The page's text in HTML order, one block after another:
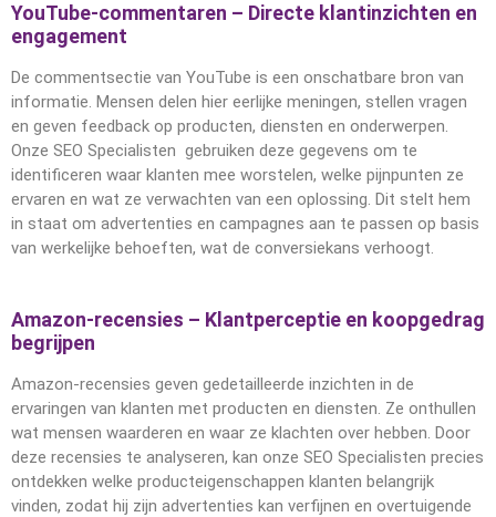
YouTube-commentaren – Directe klantinzichten en
engagement
De commentsectie van YouTube is een onschatbare bron van
informatie. Mensen delen hier eerlijke meningen, stellen vragen
en geven feedback op producten, diensten en onderwerpen.
Onze SEO Specialisten gebruiken deze gegevens om te
identificeren waar klanten mee worstelen, welke pijnpunten ze
ervaren en wat ze verwachten van een oplossing. Dit stelt hem
in staat om advertenties en campagnes aan te passen op basis
van werkelijke behoeften, wat de conversiekans verhoogt.
Amazon-recensies – Klantperceptie en koopgedrag
begrijpen
Amazon-recensies geven gedetailleerde inzichten in de
ervaringen van klanten met producten en diensten. Ze onthullen
wat mensen waarderen en waar ze klachten over hebben. Door
deze recensies te analyseren, kan onze SEO Specialisten precies
ontdekken welke producteigenschappen klanten belangrijk
vinden, zodat hij zijn advertenties kan verfijnen en overtuigende